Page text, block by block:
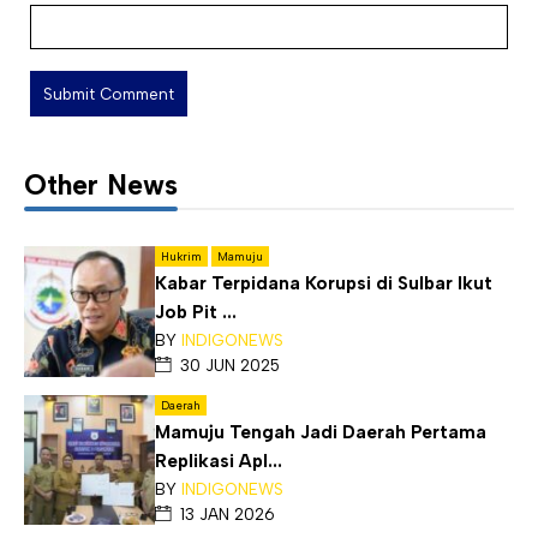
Other News
Hukrim Mamuju
Kabar Terpidana Korupsi di Sulbar Ikut
Job Pit ...
BY INDIGONEWS
30 JUN 2025
Daerah
Mamuju Tengah Jadi Daerah Pertama
Replikasi Apl...
BY INDIGONEWS
13 JAN 2026